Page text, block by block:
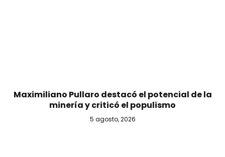
Maximiliano Pullaro destacó el potencial de la
minería y criticó el populismo
5 agosto, 2026